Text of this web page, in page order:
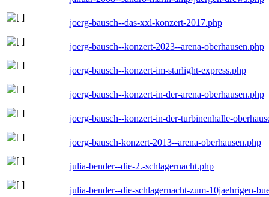
joerg-bausch--das-xxl-konzert-2017.php
joerg-bausch--konzert-2023--arena-oberhausen.php
joerg-bausch--konzert-im-starlight-express.php
joerg-bausch--konzert-in-der-arena-oberhausen.php
joerg-bausch--konzert-in-der-turbinenhalle-
joerg-bausch-konzert-2013--arena-oberhausen.php
julia-bender--die-2.-schlagernacht.php
julia-bender--die-schlagernacht-zum-10jaehrigen-